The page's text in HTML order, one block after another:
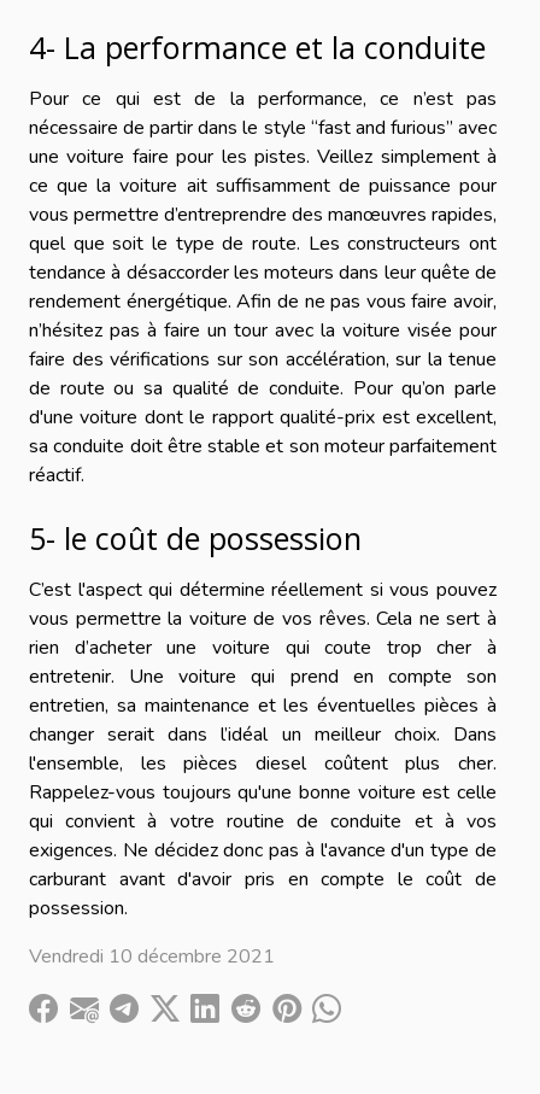
4- La performance et la conduite
Pour ce qui est de la performance, ce n’est pas
nécessaire de partir dans le style “fast and furious” avec
une voiture faire pour les pistes. Veillez simplement à
ce que la voiture ait suffisamment de puissance pour
vous permettre d’entreprendre des manœuvres rapides,
quel que soit le type de route. Les constructeurs ont
tendance à désaccorder les moteurs dans leur quête de
rendement énergétique. Afin de ne pas vous faire avoir,
n’hésitez pas à faire un tour avec la voiture visée pour
faire des vérifications sur son accélération, sur la tenue
de route ou sa qualité de conduite. Pour qu’on parle
d'une voiture dont le rapport qualité-prix est excellent,
sa conduite doit être stable et son moteur parfaitement
réactif.
5- le coût de possession
C’est l'aspect qui détermine réellement si vous pouvez
vous permettre la voiture de vos rêves. Cela ne sert à
rien d’acheter une voiture qui coute trop cher à
entretenir. Une voiture qui prend en compte son
entretien, sa maintenance et les éventuelles pièces à
changer serait dans l’idéal un meilleur choix. Dans
l'ensemble, les pièces diesel coûtent plus cher.
Rappelez-vous toujours qu'une bonne voiture est celle
qui convient à votre routine de conduite et à vos
exigences. Ne décidez donc pas à l'avance d'un type de
carburant avant d'avoir pris en compte le coût de
possession.
Vendredi 10 décembre 2021